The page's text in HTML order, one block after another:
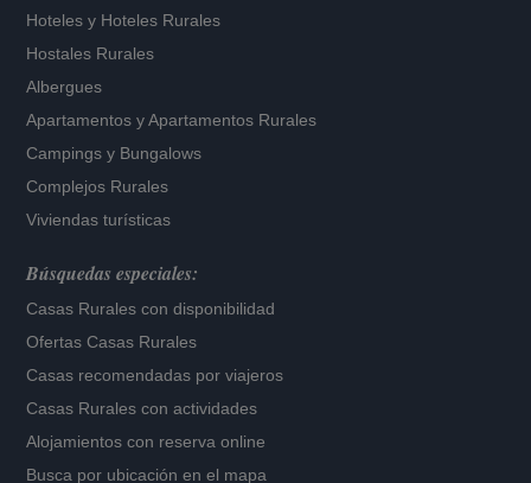
Hoteles y Hoteles Rurales
Hostales Rurales
Albergues
Apartamentos yApartamentos Rurales
Campings y Bungalows
Complejos Rurales
Viviendas turísticas
Búsquedas especiales:
Casas Rurales con disponibilidad
Ofertas Casas Rurales
Casas recomendadas por viajeros
Casas Rurales con actividades
Alojamientos con reserva online
Busca por ubicación en el mapa